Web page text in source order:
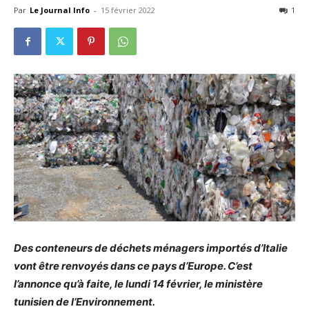
Par Le Journal Info - 15 février 2022 1
Des conteneurs de déchets ménagers importés d’Italie
vont être renvoyés dans ce pays d’Europe. C’est
l’annonce qu’à faite, le lundi 14 février, le ministère
tunisien de l’Environnement.